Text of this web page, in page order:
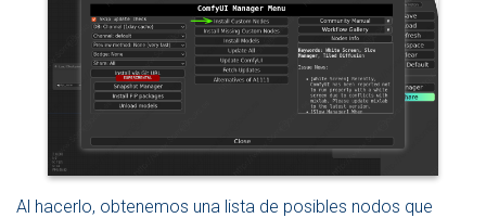
Al hacerlo, obtenemos una lista de posibles nodos que